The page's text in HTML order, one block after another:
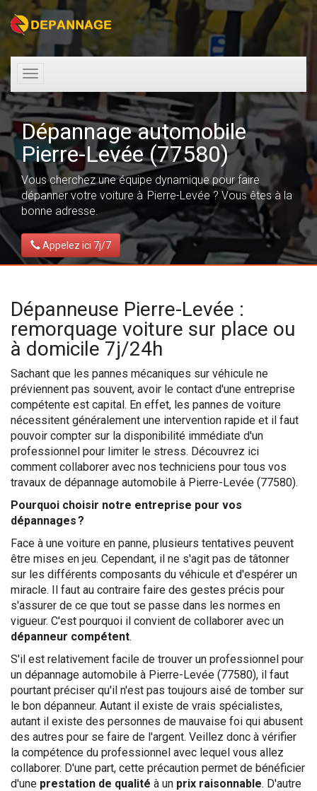
Toggle
navigation
Dépannage automobile
Pierre-Levée (77580)
Vous cherchez une équipe dynamique pour faire
dépanner votre voiture à Pierre-Levée ? Vous êtes à la
bonne adresse.
Appelez ici 7j/7
Dépanneuse Pierre-Levée :
remorquage voiture sur place ou
à domicile 7j/24h
Sachant que les pannes mécaniques sur véhicule ne
préviennent pas souvent, avoir le contact d'une entreprise
compétente est capital. En effet, les pannes de voiture
nécessitent généralement une intervention rapide et il faut
pouvoir compter sur la disponibilité immédiate d'un
professionnel pour limiter le stress. Découvrez ici
comment collaborer avec nos techniciens pour tous vos
travaux de dépannage automobile à Pierre-Levée (77580).
Pourquoi choisir notre entreprise pour vos
dépannages ?
Face à une voiture en panne, plusieurs tentatives peuvent
être mises en jeu. Cependant, il ne s'agit pas de tâtonner
sur les différents composants du véhicule et d'espérer un
miracle. Il faut au contraire faire des gestes précis pour
s'assurer de ce que tout se passe dans les normes en
vigueur. C'est pourquoi il convient de collaborer avec un
dépanneur compétent.
S'il est relativement facile de trouver un professionnel pour
un dépannage automobile à Pierre-Levée (77580), il faut
pourtant préciser qu'il n'est pas toujours aisé de tomber sur
le bon dépanneur. Autant il existe de vrais spécialistes,
autant il existe des personnes de mauvaise foi qui abusent
des autres pour se faire de l'argent. Veillez donc à vérifier
la compétence du professionnel avec lequel vous allez
collaborer. D'une part, cette précaution permet de bénéficier
d'une prestation de qualité à un prix raisonnable. D'autre